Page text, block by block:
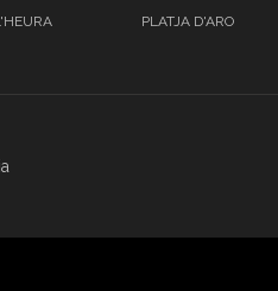
PLATJA D'ARO